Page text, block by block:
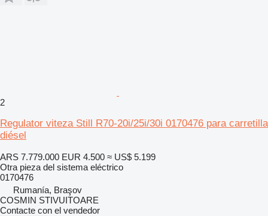
2
Regulator viteza Still R70-20i/25i/30i 0170476 para carretilla
diésel
ARS 7.779.000 EUR 4.500 ≈ US$ 5.199
Otra pieza del sistema eléctrico
0170476
Rumanía, Braşov
COSMIN STIVUITOARE
Contacte con el vendedor